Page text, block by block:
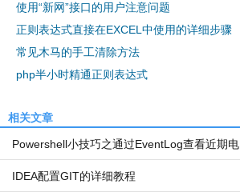
使用“新网”接口的用户注意问题
正则表达式直接在EXCEL中使用的详细步骤
常见木马的手工清除方法
php半小时精通正则表达式
相关文章
Powershell小技巧之通过EventLog查看近期电
脑开机和关机时间
IDEA配置GIT的详细教程